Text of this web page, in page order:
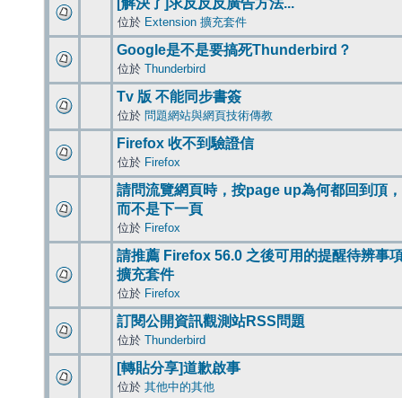
[解決了]求反反反廣告方法...
位於 Extension 擴充套件
Google是不是要搞死Thunderbird？
位於 Thunderbird
Tv 版 不能同步書簽
位於 問題網站與網頁技術傳教
Firefox 收不到驗證信
位於 Firefox
請問流覽網頁時，按page up為何都回到頂，
而不是下一頁
位於 Firefox
請推薦 Firefox 56.0 之後可用的提醒待辨事
擴充套件
位於 Firefox
訂閱公開資訊觀測站RSS問題
位於 Thunderbird
[轉貼分享]道歉啟事
位於 其他中的其他